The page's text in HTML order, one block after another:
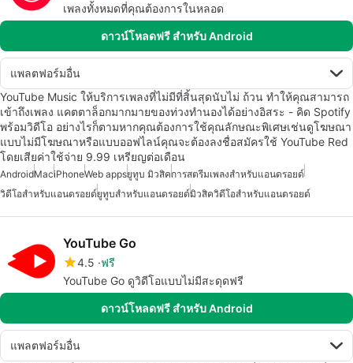
เพลงทั้งหมดที่คุณต้องการในหลอด
ดาวน์โหลดฟรี สำหรับ Android
แพลตฟอร์มอื่น
YouTube Music ให้บริการเพลงที่ไม่มีที่สิ้นสุดนับไม่ ถ้วน ทำให้คุณสามารถ
เข้าถึงเพลง แคตตาล็อกมากมายของท่วงทำนองได้อย่างอิสระ - คิด Spotify
พร้อมวิดีโอ อย่างไรก็ตามหากคุณต้องการใช้คุณลักษณะพิเศษเช่นดูโฆษณา
แบบไม่มีโฆษณาหรือแบบออฟไลน์คุณจะต้องลงชื่อสมัครใช้ YouTube Red
โดยเสียค่าใช้จ่าย 9.99 เหรียญต่อเดือน
AndroidMaciPhoneWeb appsยูทูบ มิวสิคการสตรีมเพลงสำหรับแอนดรอยด์
วิดีโอสำหรับแอนดรอยด์ยูทูบสำหรับแอนดรอยด์มิวสิควิดีโอสำหรับแอนดรอยด์
YouTube Go
4.5 ฟรี
YouTube Go ดูวิดีโอแบบไม่มีสะดุดฟรี
ดาวน์โหลดฟรี สำหรับ Android
แพลตฟอร์มอื่น